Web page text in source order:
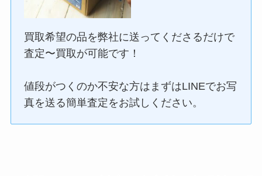
買取希望の品を弊社に送ってくださるだけで
査定〜買取が可能です！
値段がつくのか不安な方はまずはLINEでお写
真を送る簡単査定をお試しください。